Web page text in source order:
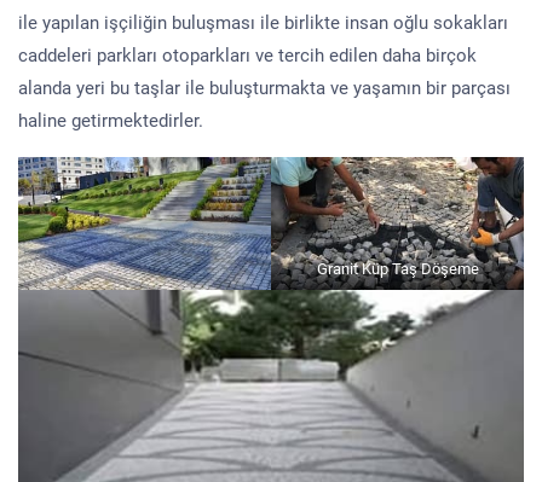
ile yapılan işçiliğin buluşması ile birlikte insan oğlu sokakları
caddeleri parkları otoparkları ve tercih edilen daha birçok
alanda yeri bu taşlar ile buluşturmakta ve yaşamın bir parçası
haline getirmektedirler.
Granit Küp Taş Döşeme